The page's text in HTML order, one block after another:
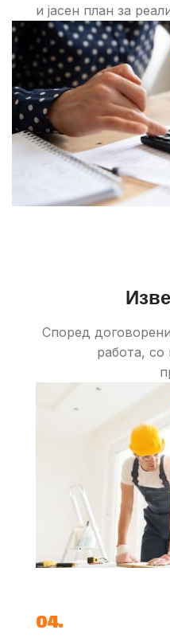
и јасен план за
Според
работа, со
04.